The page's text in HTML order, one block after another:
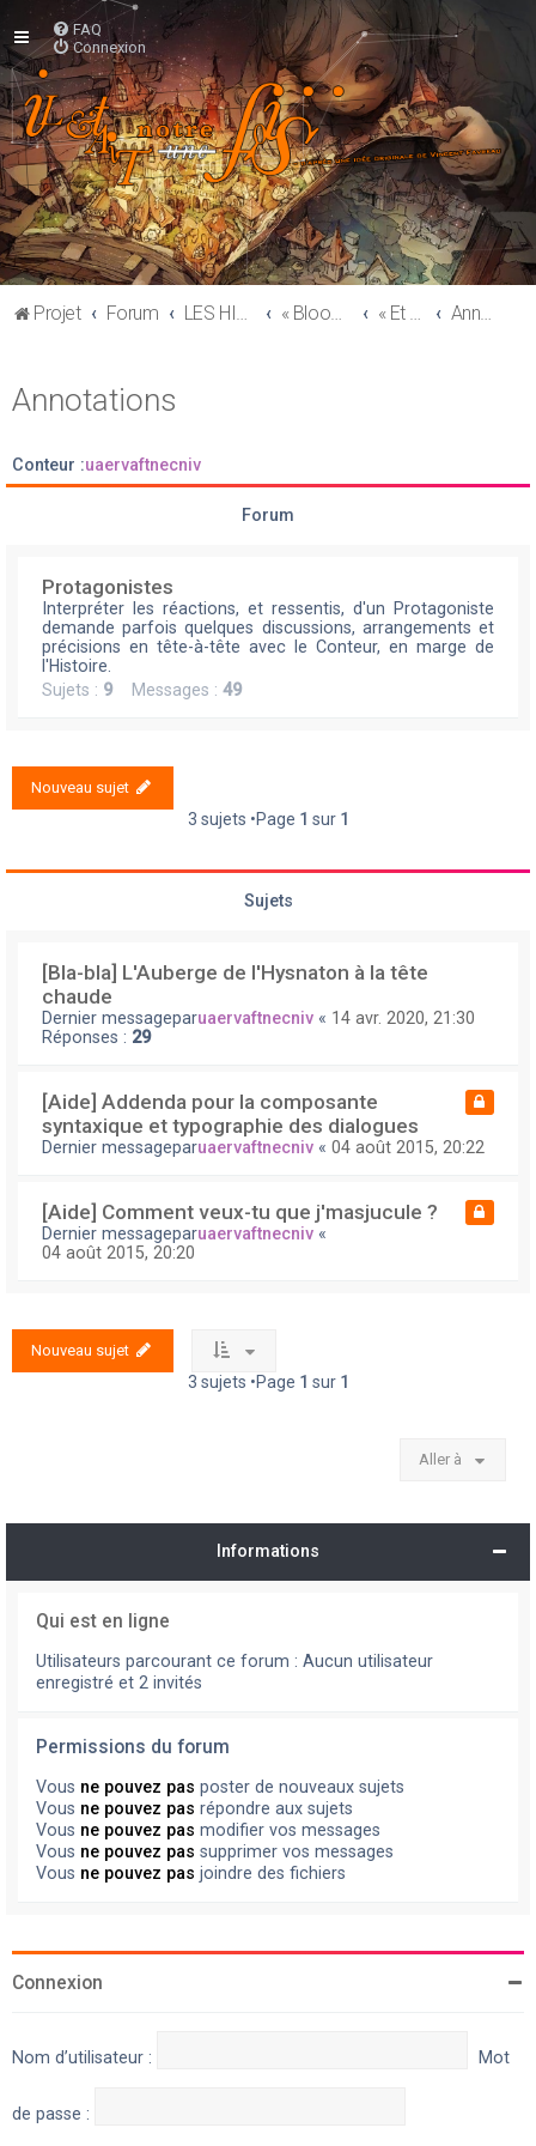
FAQ
Connexion
Projet Forum LES HISTOIRES « Bloodlust » « Et entre-temps, des demi-siffans ? » Annotations
Annotations
Conteur :uaervaftnecniv
Forum
Protagonistes
Interpréter les réactions, et ressentis, d'un Protagoniste
demande parfois quelques discussions, arrangements et
précisions en tête-à-tête avec le Conteur, en marge de
l'Histoire.
Sujets : 9Messages : 49
Nouveau sujet
3 sujets •Page 1 sur 1
Sujets
[Bla-bla] L'Auberge de l'Hysnaton à la tête
chaude
Dernier messageparuaervaftnecniv « 14 avr. 2020, 21:30
Réponses : 29
[Aide] Addenda pour la composante
syntaxique et typographie des dialogues
Dernier messageparuaervaftnecniv « 04 août 2015, 20:22
[Aide] Comment veux-tu que j'masjucule ?
Dernier messageparuaervaftnecniv «
04 août 2015, 20:20
Nouveau sujet
3 sujets •Page 1 sur 1
Aller à
Informations
Qui est en ligne
Utilisateurs parcourant ce forum : Aucun utilisateur
enregistré et 2 invités
Permissions du forum
Vous ne pouvez pas poster de nouveaux sujets
Vous ne pouvez pas répondre aux sujets
Vous ne pouvez pas modifier vos messages
Vous ne pouvez pas supprimer vos messages
Vous ne pouvez pas joindre des fichiers
Connexion
Nom d’utilisateur : Mot
de passe :